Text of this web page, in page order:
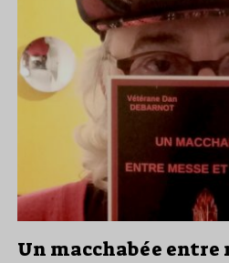
Un macchabée entre